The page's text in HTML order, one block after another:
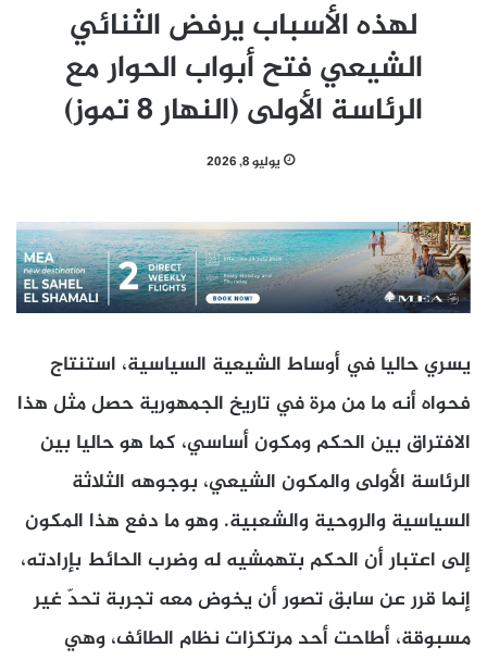
لهذه الأسباب يرفض الثنائي
الشيعي فتح أبواب الحوار مع
الرئاسة الأولى (النهار 8 تموز)
يوليو 8, 2026
يسري حاليا في أوساط الشيعية السياسية، استنتاج
فحواه أنه ما من مرة في تاريخ الجمهورية حصل مثل هذا
الافتراق بين الحكم ومكون أساسي، كما هو حاليا بين
الرئاسة الأولى والمكون الشيعي، بوجوهه الثلاثة
السياسية والروحية والشعبية. وهو ما دفع هذا المكون
إلى اعتبار أن الحكم بتهمشيه له وضرب الحائط بإرادته،
إنما قرر عن سابق تصور أن يخوض معه تجربة تحدّ غير
مسبوقة، أطاحت أحد مرتكزات نظام الطائف، وهي